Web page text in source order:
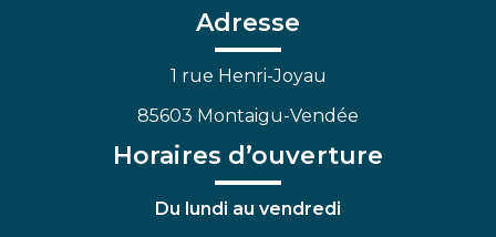
FacebookLinkedin
Adresse
1 rue Henri-Joyau
85603 Montaigu-Vendée
Horaires d’ouverture
Du lundi au vendredi